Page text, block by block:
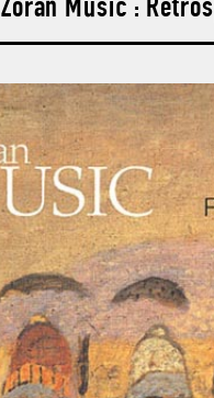
Zoran Music :